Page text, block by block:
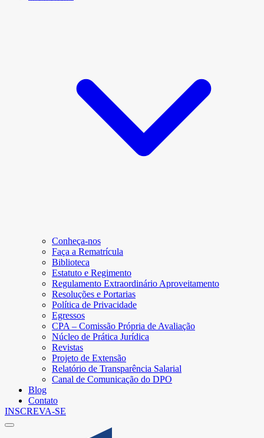
Conheça-nos
Faça a Rematrícula
Biblioteca
Estatuto e Regimento
Regulamento Extraordinário Aproveitamento
Resoluções e Portarias
Política de Privacidade
Egressos
CPA – Comissão Própria de Avaliação
Núcleo de Prática Jurídica
Revistas
Projeto de Extensão
Relatório de Transparência Salarial
Canal de Comunicação do DPO
Blog
Contato
INSCREVA-SE